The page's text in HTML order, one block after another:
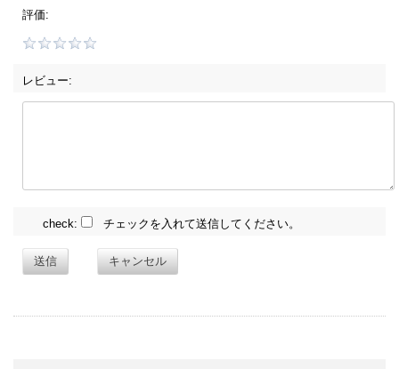
評価:
レビュー:
check: チェックを入れて送信してください。
送信 キャンセル